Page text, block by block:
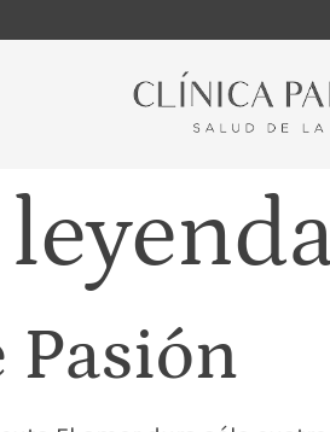
Pasión